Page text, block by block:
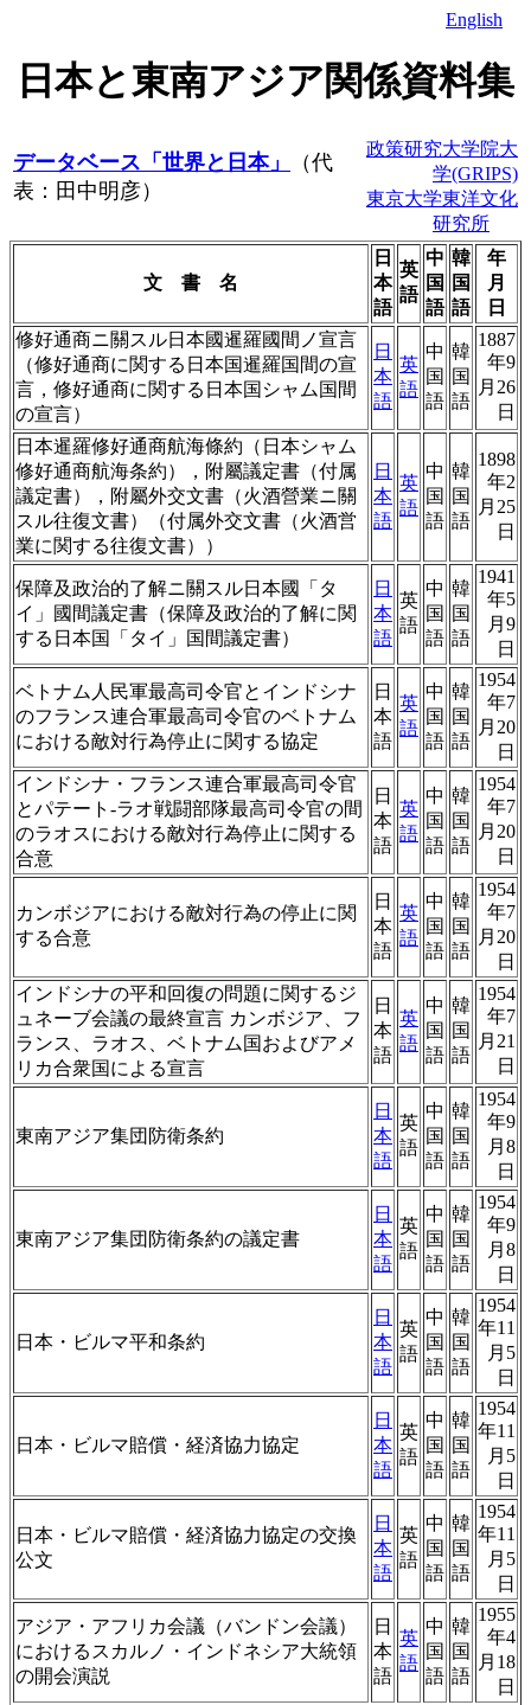
English
日本と東南アジア関係資料集
データベース「世界と日本」
（代
表：田中明彦）
政策研究大学院大
学(GRIPS)
東京大学東洋文化
研究所
文 書 名
日
本
語
英
語
中
国
語
韓
国
語
年
月
日
修好通商ニ關スル日本國暹羅國間ノ宣言
（修好通商に関する日本国暹羅国間の宣
言，修好通商に関する日本国シャム国間
の宣言）
日
本
語
英
語
中
国
語
韓
国
語
1887
年9
月26
日
日本暹羅修好通商航海條約（日本シャム
修好通商航海条約），附屬議定書（付属
議定書），附屬外交文書（火酒營業ニ關
スル往復文書）（付属外交文書（火酒営
業に関する往復文書））
日
本
語
英
語
中
国
語
韓
国
語
1898
年2
月25
日
保障及政治的了解ニ關スル日本國「タ
イ」國間議定書（保障及政治的了解に関
する日本国「タイ」国間議定書）
日
本
語
英
語
中
国
語
韓
国
語
1941
年5
月9
日
ベトナム人民軍最高司令官とインドシナ
のフランス連合軍最高司令官のベトナム
における敵対行為停止に関する協定
日
本
語
英
語
中
国
語
韓
国
語
1954
年7
月20
日
インドシナ・フランス連合軍最高司令官
とパテート-ラオ戦闘部隊最高司令官の間
のラオスにおける敵対行為停止に関する
合意
日
本
語
英
語
中
国
語
韓
国
語
1954
年7
月20
日
カンボジアにおける敵対行為の停止に関
する合意
日
本
語
英
語
中
国
語
韓
国
語
1954
年7
月20
日
インドシナの平和回復の問題に関するジ
ュネーブ会議の最終宣言 カンボジア、フ
ランス、ラオス、ベトナム国およびアメ
リカ合衆国による宣言
日
本
語
英
語
中
国
語
韓
国
語
1954
年7
月21
日
東南アジア集団防衛条約
日
本
語
英
語
中
国
語
韓
国
語
1954
年9
月8
日
東南アジア集団防衛条約の議定書
日
本
語
英
語
中
国
語
韓
国
語
1954
年9
月8
日
日本・ビルマ平和条約
日
本
語
英
語
中
国
語
韓
国
語
1954
年11
月5
日
日本・ビルマ賠償・経済協力協定
日
本
語
英
語
中
国
語
韓
国
語
1954
年11
月5
日
日本・ビルマ賠償・経済協力協定の交換
公文
日
本
語
英
語
中
国
語
韓
国
語
1954
年11
月5
日
アジア・アフリカ会議（バンドン会議）
におけるスカルノ・インドネシア大統領
の開会演説
日
本
語
英
語
中
国
語
韓
国
語
1955
年4
月18
日